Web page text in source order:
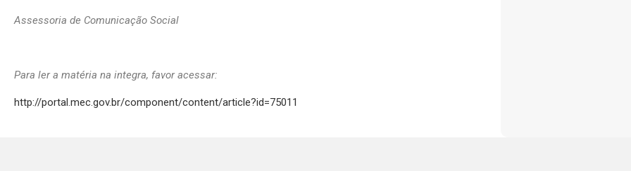
Assessoria de Comunicação Social
Para ler a matéria na integra, favor acessar:
http://portal.mec.gov.br/component/content/article?id=75011